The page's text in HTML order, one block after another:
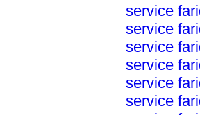
service
service
service
service
service
service